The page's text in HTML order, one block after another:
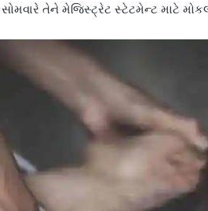
તેને મેજિસ્ટ્રેટ સ્ટેટમેન્ટ માટે